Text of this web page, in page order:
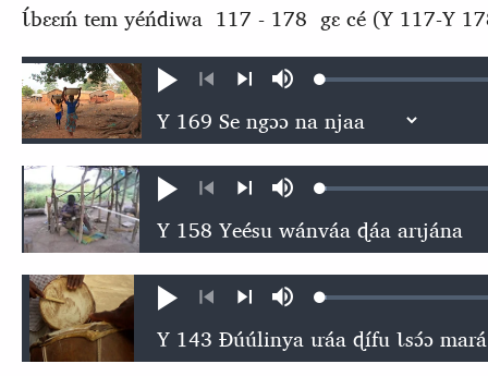
Ɩ́bɛɛḿ tem yéńdiwa 117 - 178 gɛ cé (Y 117-Y
Ɖʊʊ́
nɛ́
nɛ́
búsuLoaded:
Ɖʊʊ́
nɛ́
kɩgɛgɛrɛŋɛ
nɛ́
búsuLoaded:
Ɖʊʊ́
kɩ́ńɖɛ́ɛ
nɛ́
kɩgɛgɛrɛŋɛ
nɛ́
búsuLoaded: